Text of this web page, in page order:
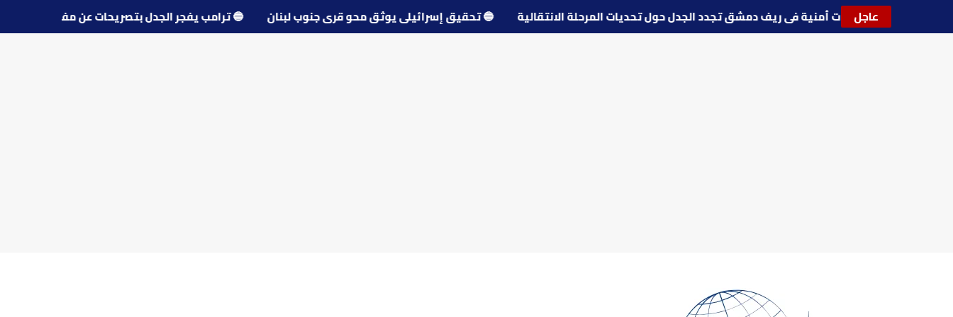
عاجل🔵 توترات أمنية في ريف دمشق تجدد الجدل حول تحديات المرحلة الانتقالية 🔵تحقيق إسرائيلي يوثق محو قرى جنوب لبنان 🔵ترامب يفجر الجدل بتصريحات عن مفاوضات